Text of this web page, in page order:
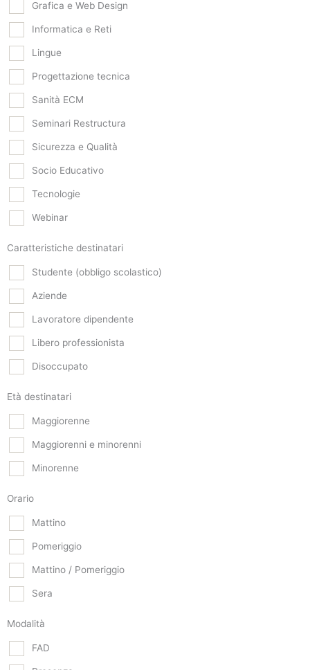
Grafica e Web Design
Informatica e Reti
Lingue
Progettazione tecnica
Sanità ECM
Seminari Restructura
Sicurezza e Qualità
Socio Educativo
Tecnologie
Webinar
Caratteristiche destinatari
Studente (obbligo scolastico)
Aziende
Lavoratore dipendente
Libero professionista
Disoccupato
Età destinatari
Maggiorenne
Maggiorenni e minorenni
Minorenne
Orario
Mattino
Pomeriggio
Mattino / Pomeriggio
Sera
Modalità
FAD